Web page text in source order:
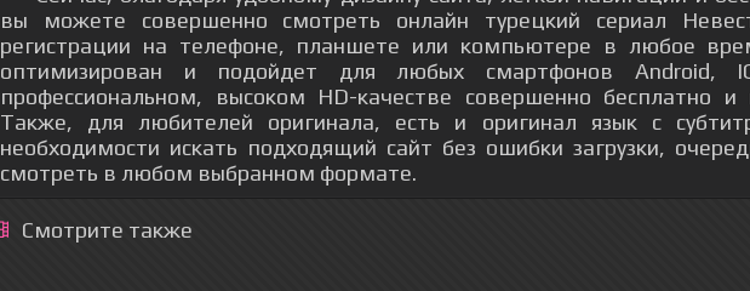
вы можете совершенно смотреть онлайн турецкий сериал
регистрации на телефоне, планшете или компьютере в любое
оптимизирован и подойдет для любых смартфонов Android,
профессиональном, высоком HD-качестве совершенно бесплатно и
Также, для любителей оригинала, есть и оригинал язык с
необходимости искать подходящий сайт без ошибки загрузки,
смотреть в любом выбранном формате.
Смотрите также